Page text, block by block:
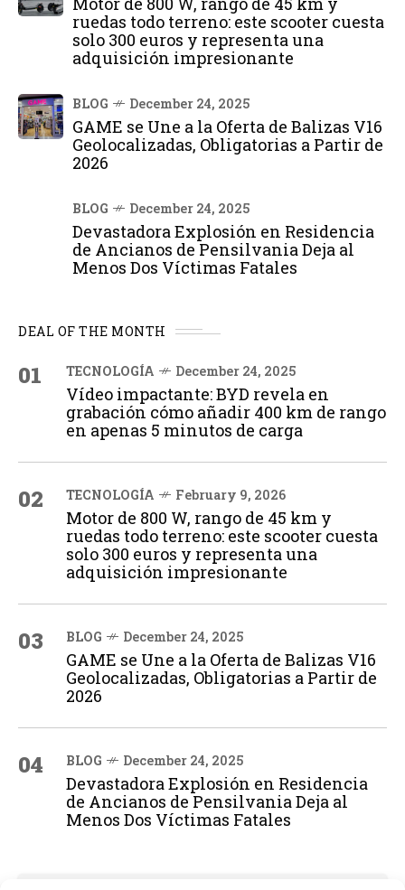
ruedas todo terreno: este scooter cuesta
solo 300 euros y representa una
adquisición impresionante
BLOG December 24, 2025
GAME se Une a la Oferta de Balizas V16
Geolocalizadas, Obligatorias a Partir de
2026
BLOG December 24, 2025
Devastadora Explosión en Residencia
de Ancianos de Pensilvania Deja al
Menos Dos Víctimas Fatales
DEAL OF THE MONTH
01 TECNOLOGÍA December 24, 2025
Vídeo impactante: BYD revela en
grabación cómo añadir 400 km de rango
en apenas 5 minutos de carga
02 TECNOLOGÍA February 9, 2026
Motor de 800 W, rango de 45 km y
ruedas todo terreno: este scooter cuesta
solo 300 euros y representa una
adquisición impresionante
03 BLOG December 24, 2025
GAME se Une a la Oferta de Balizas V16
Geolocalizadas, Obligatorias a Partir de
2026
04 BLOG December 24, 2025
Devastadora Explosión en Residencia
de Ancianos de Pensilvania Deja al
Menos Dos Víctimas Fatales